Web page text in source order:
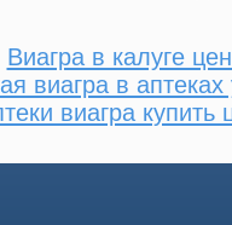
Виагра в калуге
виагра в аптеках
виагра купить